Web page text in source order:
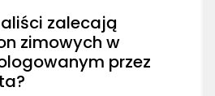
zalecają
zimowych w
przez